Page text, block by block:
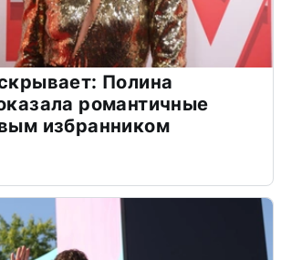
Полина
романтичные
избранником